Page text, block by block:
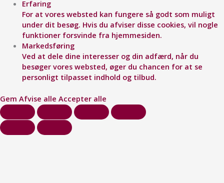
Erfaring
For at vores websted kan fungere så godt som muligt
under dit besøg. Hvis du afviser disse cookies, vil nogle
funktioner forsvinde fra hjemmesiden.
Markedsføring
Ved at dele dine interesser og din adfærd, når du
besøger vores websted, øger du chancen for at se
personligt tilpasset indhold og tilbud.
Gem Afvise alle Accepter alle